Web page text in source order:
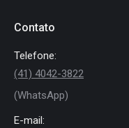
Contato
Telefone:
(41) 4042-3822
(WhatsApp)
E-mail: